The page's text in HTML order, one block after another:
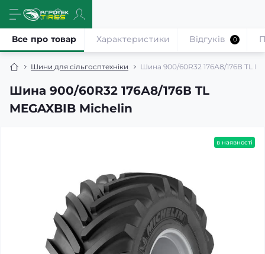
Шини для сільгосптехніки Шина 900/60R32 176А8/176В TL
Шина 900/60R32 176А8/176В TL
MEGAXBIB Michelin
Все про товар Характеристики Відгуків 0
в наявності